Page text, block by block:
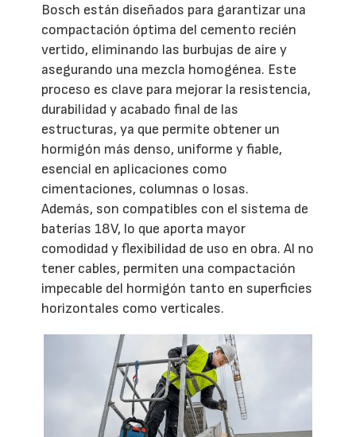
Bosch están diseñados para garantizar una
compactación óptima del cemento recién
vertido, eliminando las burbujas de aire y
asegurando una mezcla homogénea. Este
proceso es clave para mejorar la resistencia,
durabilidad y acabado final de las
estructuras, ya que permite obtener un
hormigón más denso, uniforme y fiable,
esencial en aplicaciones como
cimentaciones, columnas o losas.
Además, son compatibles con el sistema de
baterías 18V, lo que aporta mayor
comodidad y flexibilidad de uso en obra. Al no
tener cables, permiten una compactación
impecable del hormigón tanto en superficies
horizontales como verticales.